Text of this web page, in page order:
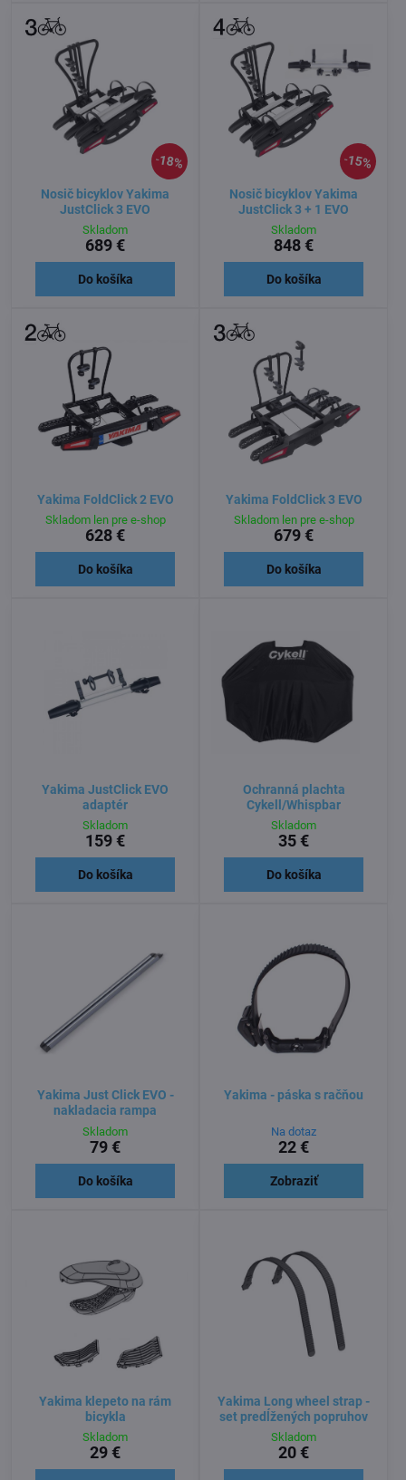
18%
Nosič bicyklov Yakima
JustClick 3 EVO
Skladom
689 €
Do košíka
15%
Nosič bicyklov Yakima
JustClick 3 + 1 EVO
Skladom
848 €
Do košíka
Yakima FoldClick 2 EVO
Skladom len pre e-shop
628 €
Do košíka
Yakima FoldClick 3 EVO
Skladom len pre e-shop
679 €
Do košíka
Yakima JustClick EVO
adaptér
Skladom
159 €
Do košíka
Ochranná plachta
Cykell/Whispbar
Skladom
35 €
Do košíka
Yakima Just Click EVO -
nakladacia rampa
Skladom
79 €
Do košíka
Yakima - páska s račňou
Na dotaz
22 €
Zobraziť
Yakima klepeto na rám
bicykla
Skladom
29 €
Yakima Long wheel strap -
set predĺžených popruhov
Skladom
20 €